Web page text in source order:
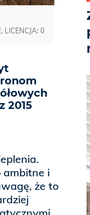
2015
LICENCJA: 0
ambitne i
że to